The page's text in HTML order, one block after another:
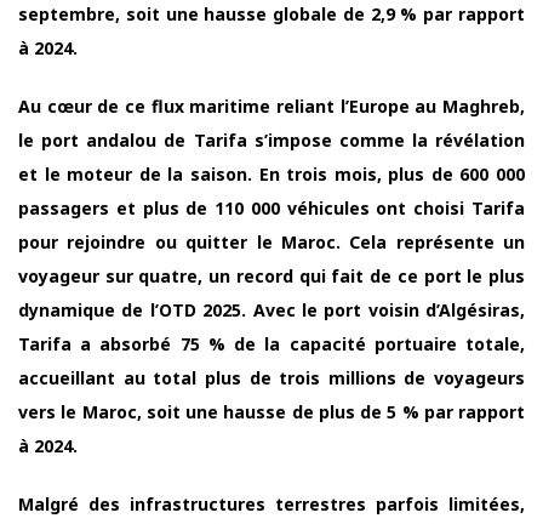
septembre, soit une hausse globale de 2,9 % par rapport
à 2024.
Au cœur de ce flux maritime reliant l’Europe au Maghreb,
le port andalou de Tarifa s’impose comme la révélation
et le moteur de la saison. En trois mois, plus de 600 000
passagers et plus de 110 000 véhicules ont choisi Tarifa
pour rejoindre ou quitter le Maroc. Cela représente un
voyageur sur quatre, un record qui fait de ce port le plus
dynamique de l’OTD 2025. Avec le port voisin d’Algésiras,
Tarifa a absorbé 75 % de la capacité portuaire totale,
accueillant au total plus de trois millions de voyageurs
vers le Maroc, soit une hausse de plus de 5 % par rapport
à 2024.
Malgré des infrastructures terrestres parfois limitées,